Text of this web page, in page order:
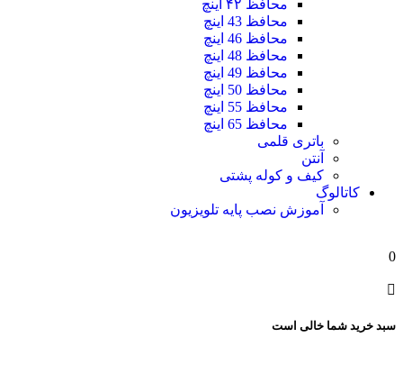
محافظ ۴۲ اینچ
محافظ 43 اینچ
محافظ 46 اینچ
محافظ 48 اینچ
محافظ 49 اینچ
محافظ 50 اینچ
محافظ 55 اینچ
محافظ 65 اینچ
باتری قلمی
آنتن
کیف و کوله پشتی
کاتالوگ
آموزش نصب پایه تلویزیون
0
سبد خرید شما خالی است